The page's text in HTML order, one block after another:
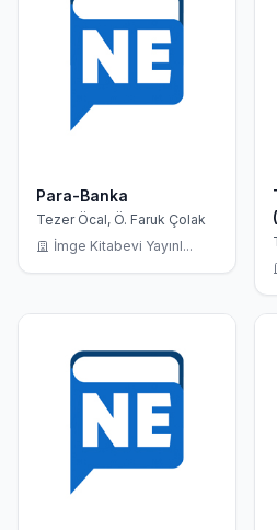
Para-Banka
Tezer Öcal, Ö. Faruk Çolak
İmge Kitabevi Yayınl...